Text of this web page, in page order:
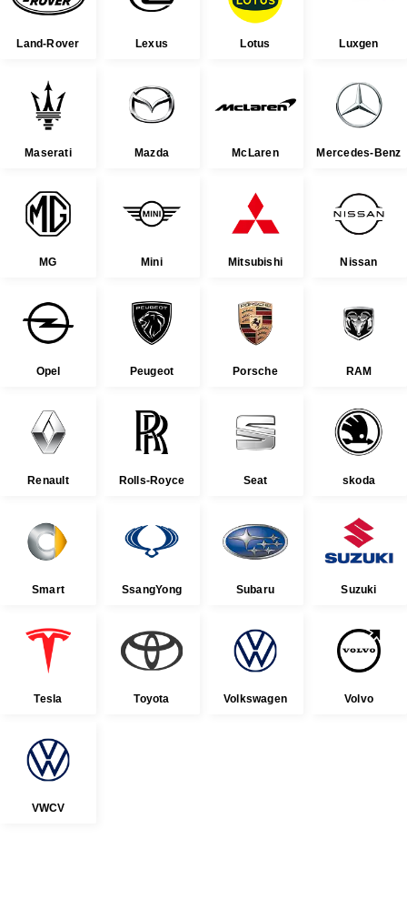
Land-Rover Lexus Lotus Luxgen
Maserati Mazda McLaren Mercedes-Benz
MG Mini Mitsubishi Nissan
Opel Peugeot Porsche RAM
Renault Rolls-Royce Seat skoda
Smart SsangYong Subaru Suzuki
Tesla Toyota Volkswagen Volvo
VWCV